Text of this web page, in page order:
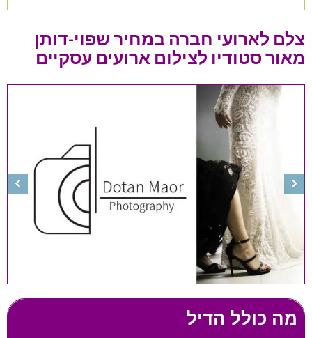
צלם לארועי חברה במחיר שפוי-דותן
מאור סטודיו לצילום ארועים עסקיים
מה כולל הדיל